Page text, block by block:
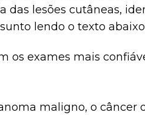
lesões cutâneas,
lendo o texto
exames mais
maligno, o câncer